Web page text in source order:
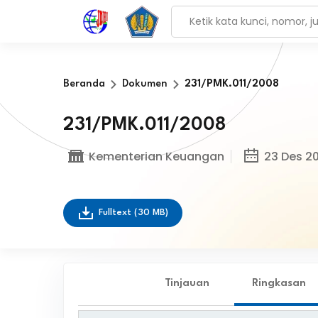
Beranda Dokumen 231/PMK.011/2008
231/PMK.011/2008
Kementerian Keuangan 23 Des
Fulltext (30 MB)
Tinjauan Ringkasan